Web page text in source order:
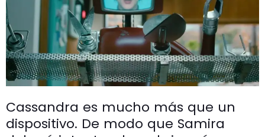
Cassandra es mucho más que un
dispositivo. De modo que Samira